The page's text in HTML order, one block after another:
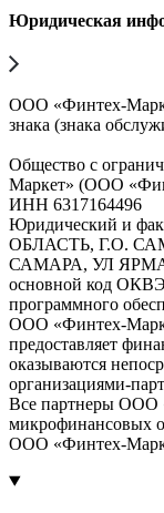
Юридическая
ООО «Финтех-
знака (знака
Общество с
Маркет» (ООО
ИНН 6317164496
Юридический и
ОБЛАСТЬ, Г.О.
САМАРА, УЛ
основной код
программного
ООО «Финтех-
предоставляет
оказываются
организациями-
Все партнеры ООО
микрофинансовых
ООО «Финтех-